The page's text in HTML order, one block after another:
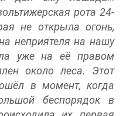
рота 24-
не открыла огонь,
неприятеля на нашу
уже на её правом
около леса. Этот
в момент, когда
беспорядок в